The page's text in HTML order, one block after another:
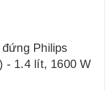
Philips
- 1.4 lít, 1600 W